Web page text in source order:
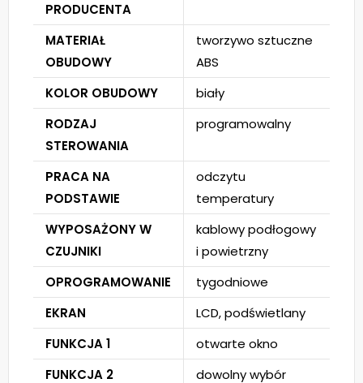
PRODUCENTA
MATERIAŁ
OBUDOWY
tworzywo sztuczne
ABS
KOLOR OBUDOWY
biały
RODZAJ
STEROWANIA
programowalny
PRACA NA
PODSTAWIE
odczytu
temperatury
WYPOSAŻONY W
CZUJNIKI
kablowy podłogowy
i powietrzny
OPROGRAMOWANIE
tygodniowe
EKRAN
LCD, podświetlany
FUNKCJA 1
otwarte okno
FUNKCJA 2
dowolny wybór